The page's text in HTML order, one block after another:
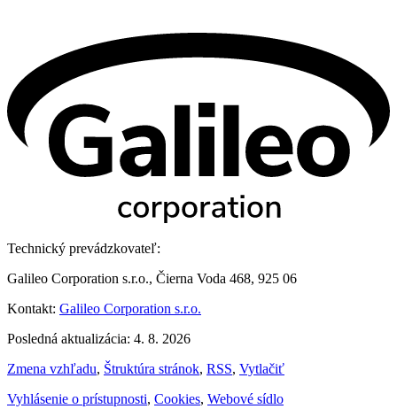
Technický prevádzkovateľ:
Galileo Corporation s.r.o., Čierna Voda 468, 925 06
Kontakt: Galileo Corporation s.r.o.
Posledná aktualizácia: 4. 8. 2026
Zmena vzhľadu, Štruktúra stránok, RSS, Vytlačiť
Vyhlásenie o prístupnosti, Cookies, Webové sídlo